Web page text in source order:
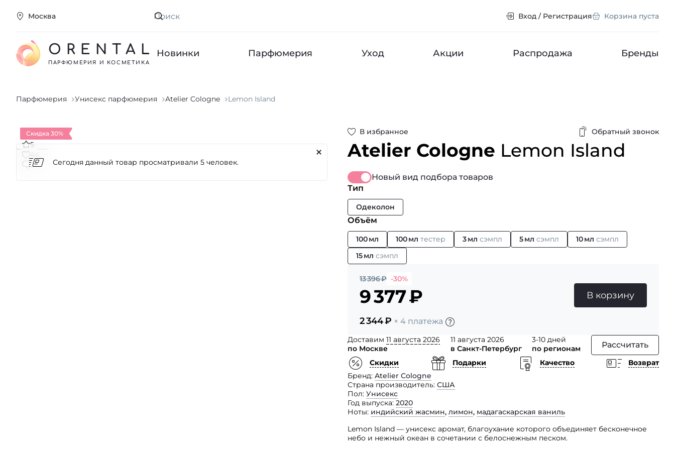
Москва Искать Вход / Регистрация Корзина пуста
ORENTAL
ПАРФЮМЕРИЯ И КОСМЕТИКА
Новинки Парфюмерия Уход Акции Распродажа Бренды
Парфюмерия Унисекс парфюмерия Atelier Cologne Lemon Island
В избранное Обратный звонок
Atelier Cologne Lemon Island
Скидка 30%
5
44
2
Новый вид подбора товаров
Тип
Одеколон
Объём
100 мл 100 мл тестер 3 мл сэмпл 5 мл сэмпл 10 мл сэмпл
15 мл сэмпл
13 396₽ -30%
9 377₽
2 344₽ × 4 платежа
В корзину
Доставим 11 августа 2026
по Москве
11 августа 2026
в Санкт-Петербург
3-10 дней
по регионам
Рассчитать
Скидки Подарки Качество
Возврат
Бренд Atelier Cologne
Страна производитель США
Пол Унисекс
Год выпуска 2020
Ноты индийский жасмин, лимон, мадагаскарская ваниль
Lemon Island — унисекс аромат, благоухание которого объединяет бесконечное
небо и нежный океан в сочетании с белоснежным песком.